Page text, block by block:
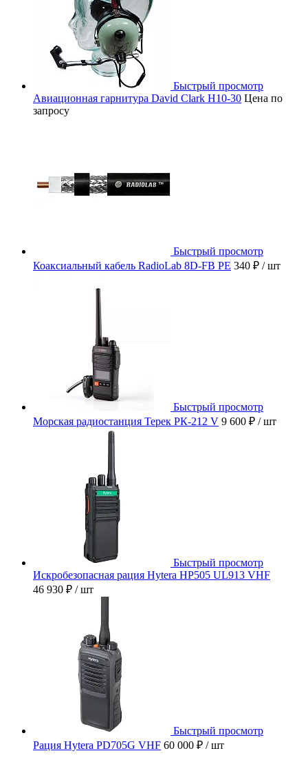
Быстрый просмотр
Авиационная гарнитура David Clark H10-30 Цена по
запросу
Быстрый просмотр
Коаксиальный кабель RadioLab 8D-FB PE 340 ₽ / шт
Быстрый просмотр
Морская радиостанция Терек РК-212 V 9 600 ₽ / шт
Быстрый просмотр
Искробезопасная рация Hytera HP505 UL913 VHF
46 930 ₽ / шт
Быстрый просмотр
Рация Hytera PD705G VHF 60 000 ₽ / шт